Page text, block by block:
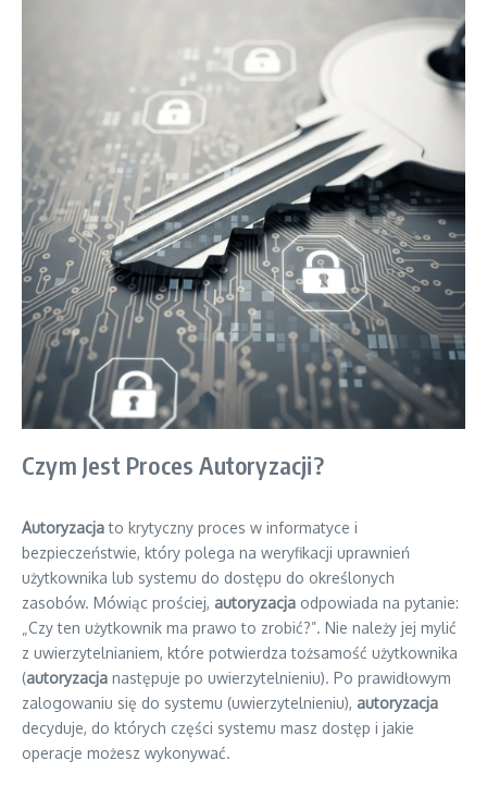
Czym Jest Proces Autoryzacji?
Autoryzacjato krytyczny proces w informatyce i
bezpieczeństwie, który polega na weryfikacji uprawnień
użytkownika lub systemu do dostępu do określonych
zasobów. Mówiąc prościej, autoryzacja odpowiada na pytanie:
„Czy ten użytkownik ma prawo to zrobić?”. Nie należy jej mylić
z uwierzytelnianiem, które potwierdza tożsamość użytkownika
(autoryzacja następuje po uwierzytelnieniu). Po prawidłowym
zalogowaniu się do systemu (uwierzytelnieniu), autoryzacja
decyduje, do których części systemu masz dostęp i jakie
operacje możesz wykonywać.